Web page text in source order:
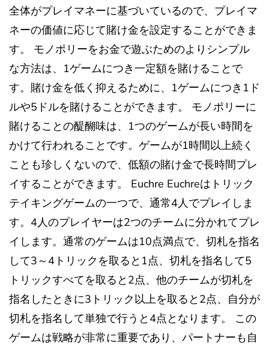
全体がプレイマネーに基づいているので、プレイマ
ネーの価値に応じて賭け金を設定することができま
す。 モノポリーをお金で遊ぶためのよりシンプル
な方法は、1ゲームにつき一定額を賭けることで
す。賭け金を低く抑えるために、1ゲームにつき1ド
ルや5ドルを賭けることができます。 モノポリーに
賭けることの醍醐味は、1つのゲームが長い時間を
かけて行われることです。ゲームが1時間以上続く
ことも珍しくないので、低額の賭け金で長時間プレ
イすることができます。 Euchre Euchreはトリック
テイキングゲームの一つで、通常4人でプレイしま
す。4人のプレイヤーは2つのチームに分かれてプレ
イします。通常のゲームは10点満点で、切札を指名
して3～4トリックを取ると1点、切札を指名して5
トリックすべてを取ると2点、他のチームが切札を
指名したときに3トリック以上を取ると2点、自分が
切札を指名して単独で行うと4点となります。 この
ゲームは戦略が非常に重要であり、パートナーも自